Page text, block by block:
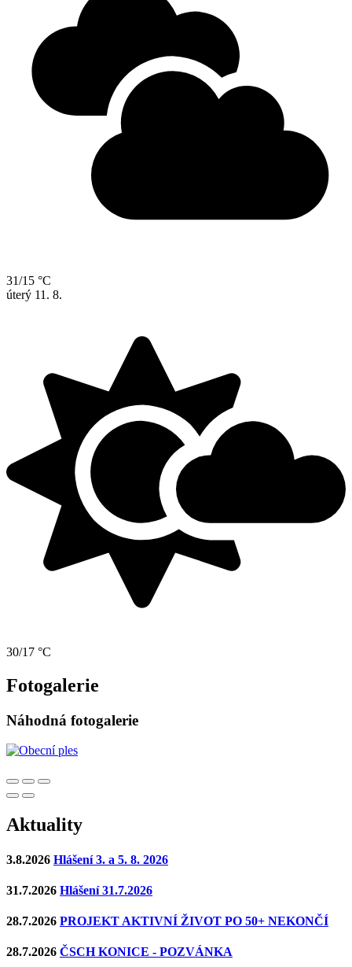
31/15 °C
úterý 11. 8.
30/17 °C
Fotogalerie
Náhodná fotogalerie
Aktuality
3.8.2026 Hlášení 3. a 5. 8. 2026
31.7.2026 Hlášení 31.7.2026
28.7.2026 PROJEKT AKTIVNÍ ŽIVOT PO 50+ NEKONČÍ
28.7.2026 ČSCH KONICE - POZVÁNKA